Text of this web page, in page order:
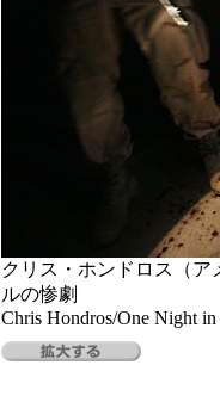
クリス・ホンドロス（
ルの惨劇
Chris Hondros/One Night